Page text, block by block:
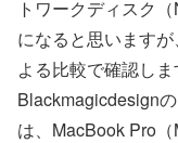
トワークディスク
になると思います
よる比較で確認し
Blackmagicdesign
は、MacBook Pro